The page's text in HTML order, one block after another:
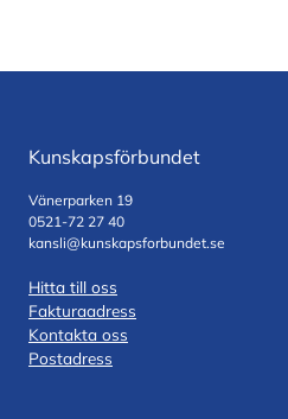
Kunskapsförbundet
Vänerparken 19
0521-72 27 40
kansli@kunskapsforbundet.se
Hitta till oss
Fakturaadress
Kontakta oss
Postadress